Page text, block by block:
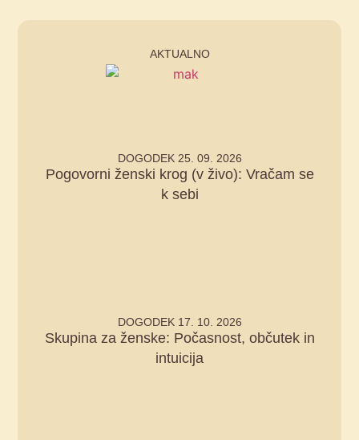
AKTUALNO
DOGODEK 25. 09. 2026
Pogovorni ženski krog (v živo): Vračam se
k sebi
DOGODEK 17. 10. 2026
Skupina za ženske: Počasnost, občutek in
intuicija